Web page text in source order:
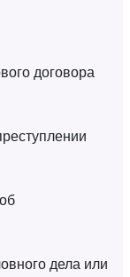
договора
дела или